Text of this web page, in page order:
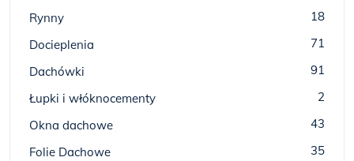
Rynny
18
Docieplenia
71
Dachówki
91
Łupki i włóknocementy
2
Okna dachowe
43
Folie Dachowe
35